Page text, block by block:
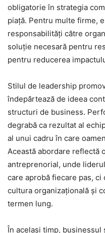
obligatorie în strategia
piață. Pentru multe firme,
responsabilități către
soluție necesară pentru
pentru reducerea
Stilul de leadership
îndepărtează de ideea
structuri de business.
degrabă ca rezultat al
al unui cadru în care
Această abordare reflectă
antreprenorial, unde
care aprobă fiecare pas,
cultura organizațională și
termen lung.
În același timp, businessul